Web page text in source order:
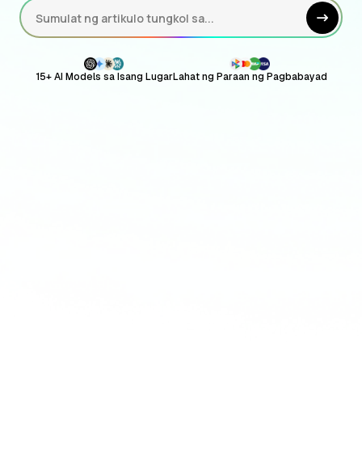
Sumulat ng artikulo tungkol sa...
15+ AI Models sa Isang LugarLahat ng Paraan ng Pagbabayad